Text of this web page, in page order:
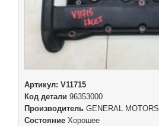
Артикул: V11715
Код детали 96353000
Производитель GENERAL MOTORS
Состояние Хорошее